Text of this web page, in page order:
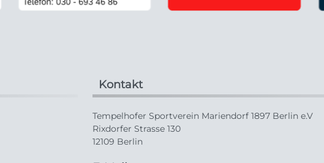
Kontakt
Tempelhofer Sportverein Mariendorf 1897 Berlin e.V
Rixdorfer Strasse 130
12109 Berlin